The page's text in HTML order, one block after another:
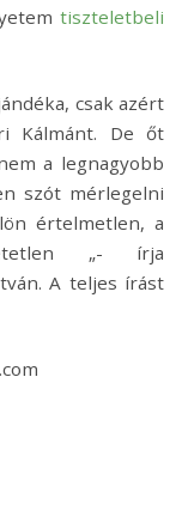
tiszteletbeli
csak azért
Kálmánt. De őt
a legnagyobb
szót mérlegelni
értelmetlen, a
„- írja
A teljes írást